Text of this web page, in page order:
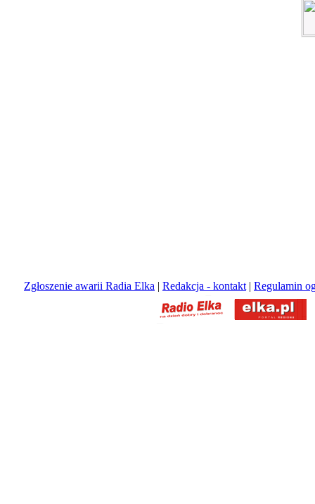
Zgłoszenie awarii Radia Elka | Redakcja - kontakt | Regulamin